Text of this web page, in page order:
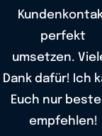
perfekt
umsetzen.
Dank dafür! Ich
Euch nur
empfehlen!